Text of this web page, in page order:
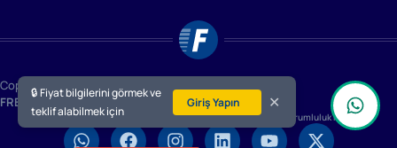
Copyright © 2014 ~ 2026 Tüm hakları saklıdır
FRESHWELDUluslararası Ticaret ve Sanayi A.Ş.
Gizlilik Politikası (KVKK) Çerez PolitikasıKullanım Koşulları Sorumluluk Reddi
🔒 Fiyat bilgilerini görmek ve
teklif alabilmek için
Giriş Yapın ✕